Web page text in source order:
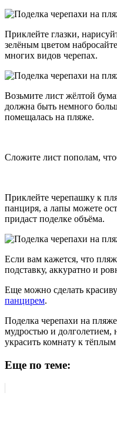
Приклейте глазки,
зелёным цветом
многих видов черепах.
Возьмите лист жёлтой
должна быть немного
помещалась на пляже.
Сложите лист пополам,
Приклейте черепашку к
панциря, а лапы можете
придаст поделке объёма.
Если вам кажется, что
подставку, аккуратно и
Еще можно сделать
панцирем.
Поделка черепахи на
мудростью и
украсить комнату к
Еще по теме: